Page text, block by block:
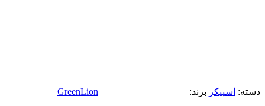
دسته: اسپیکر برند: GreenLion